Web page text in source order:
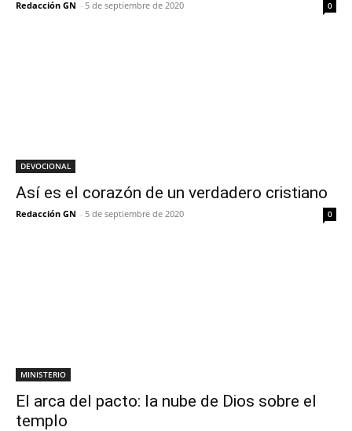
Redacción GN - 5 de septiembre de 2020 0
DEVOCIONAL
Así es el corazón de un verdadero cristiano
Redacción GN - 5 de septiembre de 2020 0
MINISTERIO
El arca del pacto: la nube de Dios sobre el
templo